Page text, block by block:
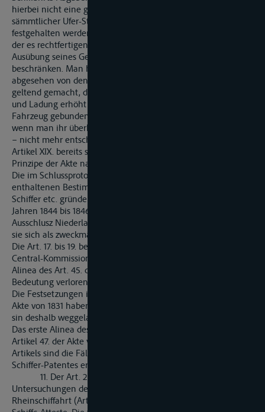
hierbei nicht eine gleichmäszige Behandlung der Flaggen
sämmtlicher Ufer-Staaten stattfand, muszte an derselben
festgehalten werden. Gegenwärtig ist kein Grund vorhanden,
der es rechtfertigen könnte, einen Schiffer in Bezug auf die
Ausübung seines Gewerbes auf ein bestimmtes Fahrzeug zu
beschränken. Man hat wohl für die Vorschrift des Art. 42.,
abgesehen von den Rücksichten auf die Rheinzoll-Erhebung,
geltend gemacht, dasz das Interesse des Schiffers für Schiff
und Ladung erhöht werde, wenne er an ein bestimmtes
Fahrzeug gebunden sei. Diese Erwägung konnte indesz –
wenn man ihr überhauot eine Bedeutung beizumessen hätte
– nicht mehr entscheidend sein, nachdem der Supplementar-
Artikel XIX. bereits so zahlreiche Ausnahmen von dem
Prinzipe der Akte nachgelassen hatte.
Die im Schlussprotokoll unter 4. B zu diesem Artikel
enthaltenen Bestimmungen über die Dienstbücher der
Schiffer etc. gründen sich auf Vereinbarungen, welche in den
Jahren 1844 bis 1846 zwischen Ufer-Regierungen mit
Ausschlusz Niederlands getroffen worden sind, und waren, da
sie sich als zweckmäszig bewährt haben, aufrecht zu halten.
Die Art. 17. bis 19. beruhen auf früheren Beschlüssen der
Central-Kommission, beziehungs-weise der Festsetzung im 2.
Alinea des Art. 45. der Akte von 1831 haben jede praktische
Bedeutung verloren und sind deshalb weggelassen worden.
Die Festsetzungen im Art. 44. und im Alinea I. des Art. 45. der
Akte von 1831 haben jede praktische Bedeutung verloren und
sin deshalb weggelassen worden.
Das erste Alinea des Art. 20. stimmt in Wesentlichen mit dem
Artikel 47. der Akte von 1831 überein. Im Alinea 2. dieses
Artikels sind die Fälle präzisirt, in denen die Entziehung eines
Schiffer-Patentes erfolgen musz.
11. Der Art. 22 enthält die Vorschriften über die
Untersuchungen der Schiffe in Bezug auf ihre Tauglichkeit zur
Rheinschiffahrt (Art. 53., 54. der Akte von 1831) und über die